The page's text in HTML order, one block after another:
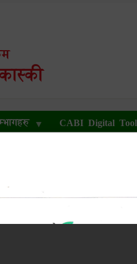
CABI Digital